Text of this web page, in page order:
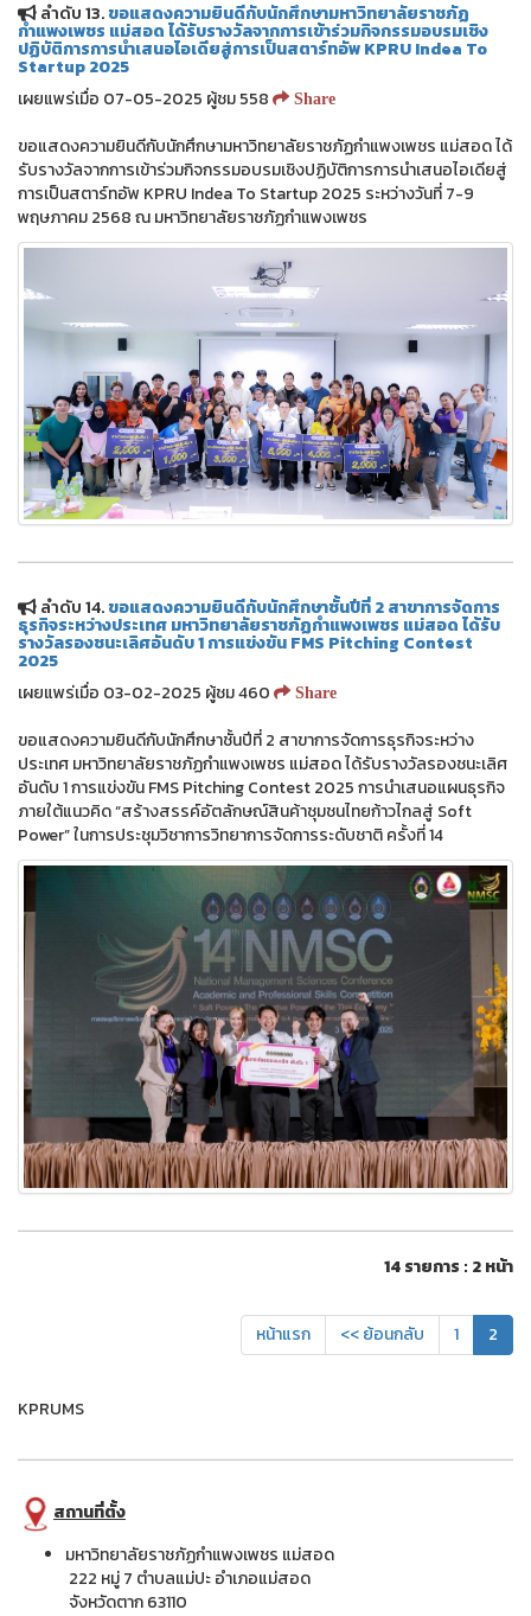
ลำดับ 13.ขอแสดงความยินดีกับนักศึกษามหาวิทยาลัยราชภัฏ
กำแพงเพชร แม่สอด ได้รับรางวัลจากการเข้าร่วมกิจกรรมอบรมเชิง
ปฏิบัติการการนำเสนอไอเดียสู่การเป็นสตาร์ทอัพ KPRU Indea To
Startup 2025
เผยแพร่เมื่อ 07-05-2025 ผู้ชม 558
Share
ขอแสดงความยินดีกับนักศึกษามหาวิทยาลัยราชภัฏกำแพงเพชร แม่สอด ได้
รับรางวัลจากการเข้าร่วมกิจกรรมอบรมเชิงปฏิบัติการการนำเสนอไอเดียสู่
การเป็นสตาร์ทอัพ KPRU Indea To Startup 2025 ระหว่างวันที่ 7-9
พฤษภาคม 2568 ณ มหาวิทยาลัยราชภัฏกำแพงเพชร
ลำดับ 14.ขอแสดงความยินดีกับนักศึกษาชั้นปีที่ 2 สาขาการจัดการ
ธุรกิจระหว่างประเทศ มหาวิทยาลัยราชภัฏกำแพงเพชร แม่สอด ได้รับ
รางวัลรองชนะเลิศอันดับ 1 การแข่งขัน FMS Pitching Contest
2025
เผยแพร่เมื่อ 03-02-2025 ผู้ชม 460
Share
ขอแสดงความยินดีกับนักศึกษาชั้นปีที่ 2 สาขาการจัดการธุรกิจระหว่าง
ประเทศ มหาวิทยาลัยราชภัฏกำแพงเพชร แม่สอด ได้รับรางวัลรองชนะเลิศ
อันดับ 1 การแข่งขัน FMS Pitching Contest 2025 การนำเสนอแผนธุรกิจ
ภายใต้แนวคิด “สร้างสรรค์อัตลักษณ์สินค้าชุมชนไทยก้าวไกลสู่ Soft
Power” ในการประชุมวิชาการวิทยาการจัดการระดับชาติ ครั้งที่ 14
14 รายการ : 2 หน้า
หน้าแรก << ย้อนกลับ 1 2
KPRUMS
สถานที่ตั้ง
มหาวิทยาลัยราชภัฏกำแพงเพชร แม่สอด
222 หมู่ 7 ตำบลแม่ปะ อำเภอแม่สอด
จังหวัดตาก 63110